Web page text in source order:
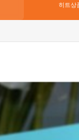
히트상